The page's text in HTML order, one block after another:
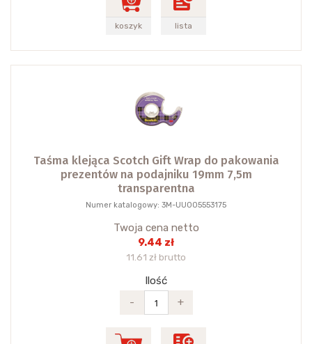
koszyk lista
Taśma klejąca Scotch Gift Wrap do pakowania
prezentów na podajniku 19mm 7,5m
transparentna
Numer katalogowy: 3M-UU005553175
Twoja cena netto
9.44 zł
11.61 zł brutto
Ilość
-
+